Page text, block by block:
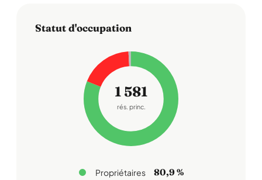
Statut d'occupation
1 581
rés. princ.
Propriétaires 80,9 %